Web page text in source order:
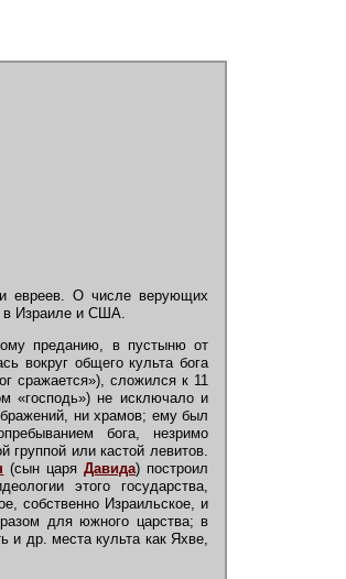
евреев. О числе верующих
в Израиле и США.
преданию, в пустыню от
вокруг общего культа бога
сражается»), сложился к 11
«господь») не исключало и
ни храмов; ему был
бога, незримо
или кастой левитов.
(сын царяДавида) построил
этого государства,
собственно Израильское, и
для южного царства; в
др. места культа как Яхве,